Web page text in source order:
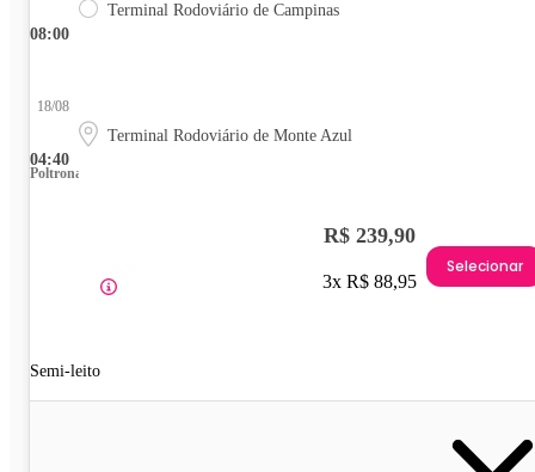
08:00
Terminal Rodoviário de Campinas
04:40
18/08
Terminal Rodoviário de Monte Azul
Poltrona
Semi-leito
R$ 239,90
3x R$ 88,95
Selecionar